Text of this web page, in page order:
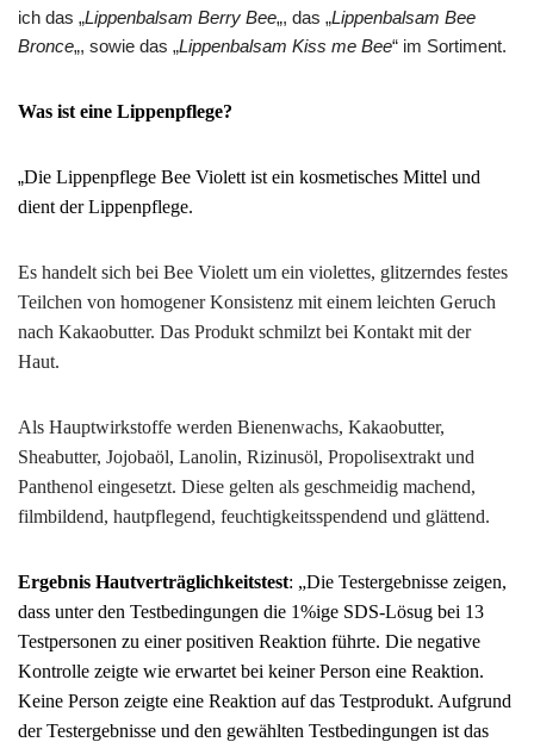
ich das „Lippenbalsam Berry Bee„, das „Lippenbalsam Bee
Bronce„, sowie das „Lippenbalsam Kiss me Bee“ im Sortiment.
Was ist eine Lippenpflege?
„Die Lippenpflege Bee Violett ist ein kosmetisches Mittel und
dient der Lippenpflege.
Es handelt sich bei Bee Violett um ein violettes, glitzerndes festes
Teilchen von homogener Konsistenz mit einem leichten Geruch
nach Kakaobutter. Das Produkt schmilzt bei Kontakt mit der
Haut.
Als Hauptwirkstoffe werden Bienenwachs, Kakaobutter,
Sheabutter, Jojobaöl, Lanolin, Rizinusöl, Propolisextrakt und
Panthenol eingesetzt. Diese gelten als geschmeidig machend,
filmbildend, hautpflegend, feuchtigkeitsspendend und glättend.
Ergebnis Hautverträglichkeitstest: „Die Testergebnisse zeigen,
dass unter den Testbedingungen die 1%ige SDS-Lösug bei 13
Testpersonen zu einer positiven Reaktion führte. Die negative
Kontrolle zeigte wie erwartet bei keiner Person eine Reaktion.
Keine Person zeigte eine Reaktion auf das Testprodukt. Aufgrund
der Testergebnisse und den gewählten Testbedingungen ist das